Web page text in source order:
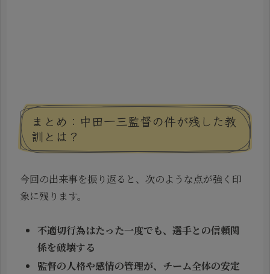
まとめ：中田一三監督の件が残した教
訓とは？
今回の出来事を振り返ると、次のような点が強く印
象に残ります。
不適切行為はたった一度でも、選手との信頼関
係を破壊する
監督の人格や感情の管理が、チーム全体の安定